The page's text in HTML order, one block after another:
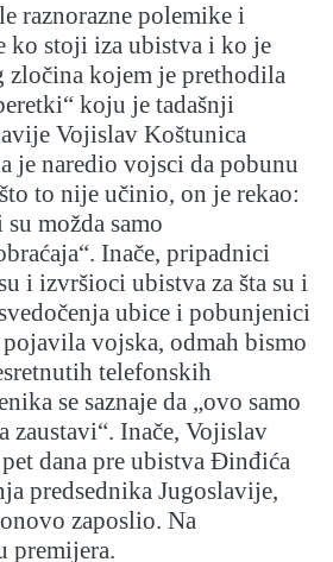
raznorazne polemike i
ko stoji iza ubistva i ko je
zločina kojem je prethodila
koju je tadašnji
Vojislav Koštunica
je naredio vojsci da pobunu
to nije učinio, on je rekao:
možda samo
Inače, pripadnici
i izvršioci ubistva za šta su i
ubice i pobunjenici
vojska, odmah bismo
telefonskih
se saznaje da „ovo samo
zaustavi“. Inače, Vojislav
dana pre ubistva Đinđića
predsednika Jugoslavije,
zaposlio. Na
premijera.